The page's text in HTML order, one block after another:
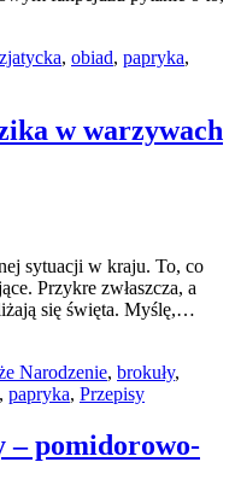
, obiad, papryka,
w warzywach
sytuacji w kraju. To, co
Przykre zwłaszcza, a
się święta. Myślę,…
Narodzenie, brokuły,
, papryka, Przepisy
– pomidorowo-